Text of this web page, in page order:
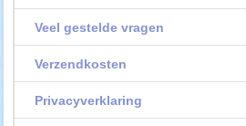
Veel gestelde vragen
Verzendkosten
Privacyverklaring